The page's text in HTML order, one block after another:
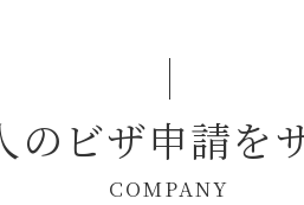
のビザ申請を
COMPANY